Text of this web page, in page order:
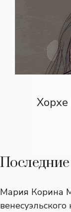
Мария Корина